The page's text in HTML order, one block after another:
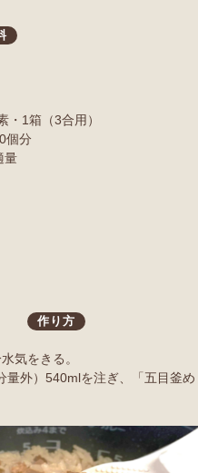
1箱（3合用）
個分
量
作り方
気をきる。
量外）540mlを注ぎ、「五目釜